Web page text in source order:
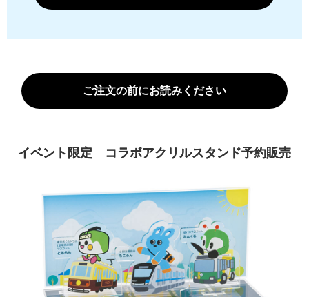
ご注文の前にお読みください
イベント限定 コラボアクリルスタンド予約販売